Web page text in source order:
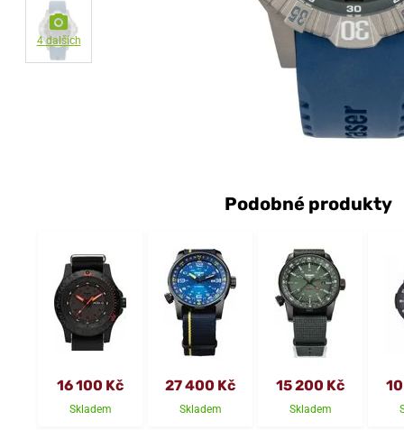
4 dalších
Podobné produkty
16 100 Kč
Skladem
27 400 Kč
Skladem
15 200 Kč
Skladem